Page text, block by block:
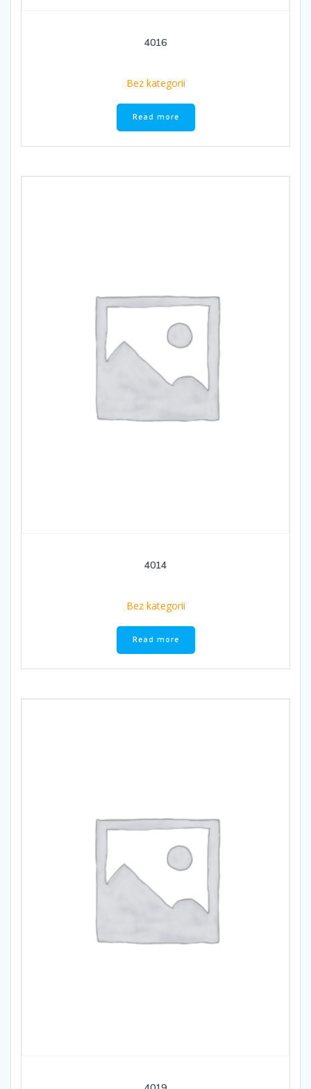
4016
Bez kategorii
Read more
4014
Bez kategorii
Read more